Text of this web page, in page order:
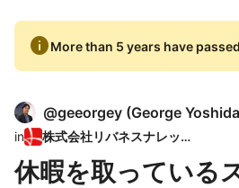
infoMore than 5 years have
@geeorgey (George Yoshida
in 株式会社リバネスナレッジ
休暇を取っている